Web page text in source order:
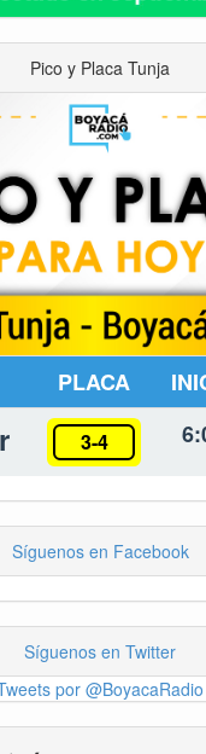
Pico y Placa Tunja
PLACA
3-4
Síguenos en Facebook
Síguenos en Twitter
por @BoyacaRadio